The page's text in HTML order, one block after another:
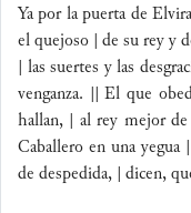
Ya por la puerta de
el quejoso | de su rey y
| las suertes y las
venganza. || El que
hallan, | al rey mejor de
Caballero en una yegua
de despedida, | dicen,